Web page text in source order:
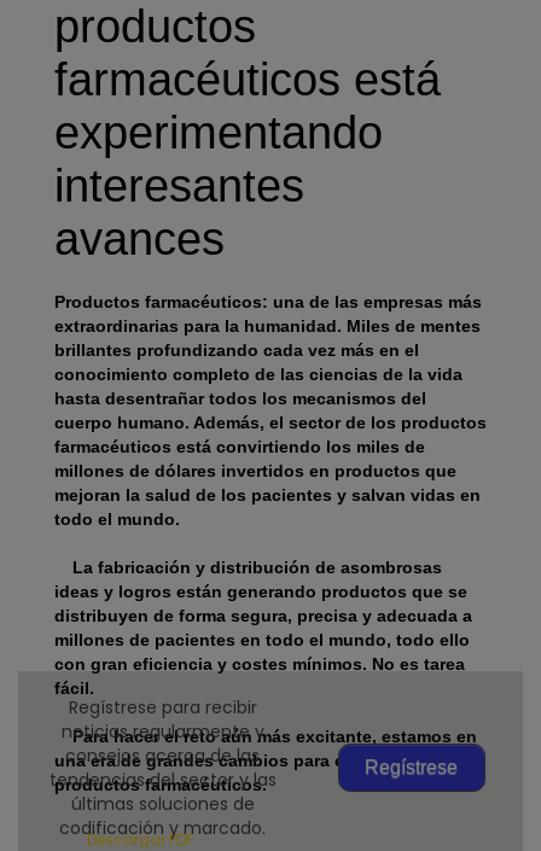
productos
farmacéuticos está
experimentando
interesantes
avances
Productos farmacéuticos: una de las empresas más
extraordinarias para la humanidad. Miles de mentes
brillantes profundizando cada vez más en el
conocimiento completo de las ciencias de la vida
hasta desentrañar todos los mecanismos del
cuerpo humano. Además, el sector de los productos
farmacéuticos está convirtiendo los miles de
millones de dólares invertidos en productos que
mejoran la salud de los pacientes y salvan vidas en
todo el mundo.
La fabricación y distribución de asombrosas
ideas y logros están generando productos que se
distribuyen de forma segura, precisa y adecuada a
millones de pacientes en todo el mundo, todo ello
con gran eficiencia y costes mínimos. No es tarea
fácil.
Para hacer el reto aún más excitante, estamos en
una era de grandes cambios para el sector de
productos farmacéuticos.
Descargar PDF
Regístrese para recibir
noticias regularmente y
consejos acerca de las
tendencias del sector y las
últimas soluciones de
codificación y marcado.
Regístrese